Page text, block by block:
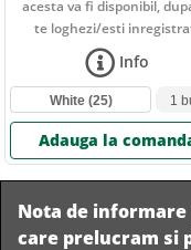
acesta va fi disponibil,
te loghezi/esti
Info
White(25)
Adauga la
Nota de
care prelucram si